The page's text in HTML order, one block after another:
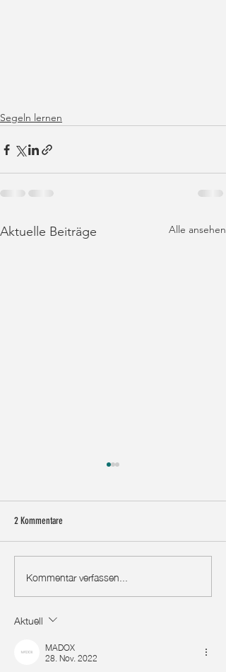
Segeln lernen
Aktuelle Beiträge Alle ansehen
⛵️ Du möchtest SEGELN lernen? 9
BootsProfis #23
2 Kommentare
Kommentar verfassen...
Aktuell
MADOX
28. Nov. 2022